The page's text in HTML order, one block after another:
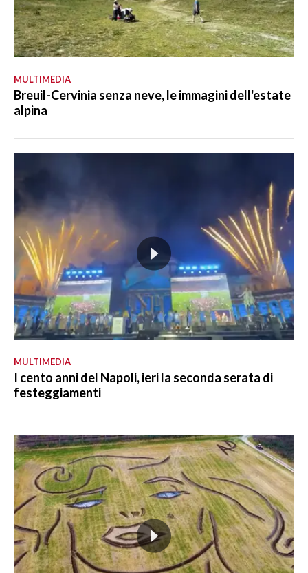
MULTIMEDIA
Breuil-Cervinia senza neve, le immagini dell'estate
alpina
MULTIMEDIA
I cento anni del Napoli, ieri la seconda serata di
festeggiamenti